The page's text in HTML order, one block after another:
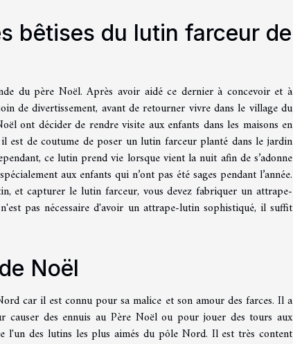
bêtises du lutin farceur de
du père Noël. Après avoir aidé ce dernier à concevoir et à
de divertissement, avant de retourner vivre dans le village du
ont décider de rendre visite aux enfants dans les maisons en
est de coutume de poser un lutin farceur planté dans le jardin
ce lutin prend vie lorsque vient la nuit afin de s’adonne
aux enfants qui n’ont pas été sages pendant l’année.
et capturer le lutin farceur, vous devez fabriquer un attrape-
pas nécessaire d'avoir un attrape-lutin sophistiqué, il suffit
Noël
car il est connu pour sa malice et son amour des farces. Il a
des ennuis au Père Noël ou pour jouer des tours aux
l'un des lutins les plus aimés du pôle Nord. Il est très content